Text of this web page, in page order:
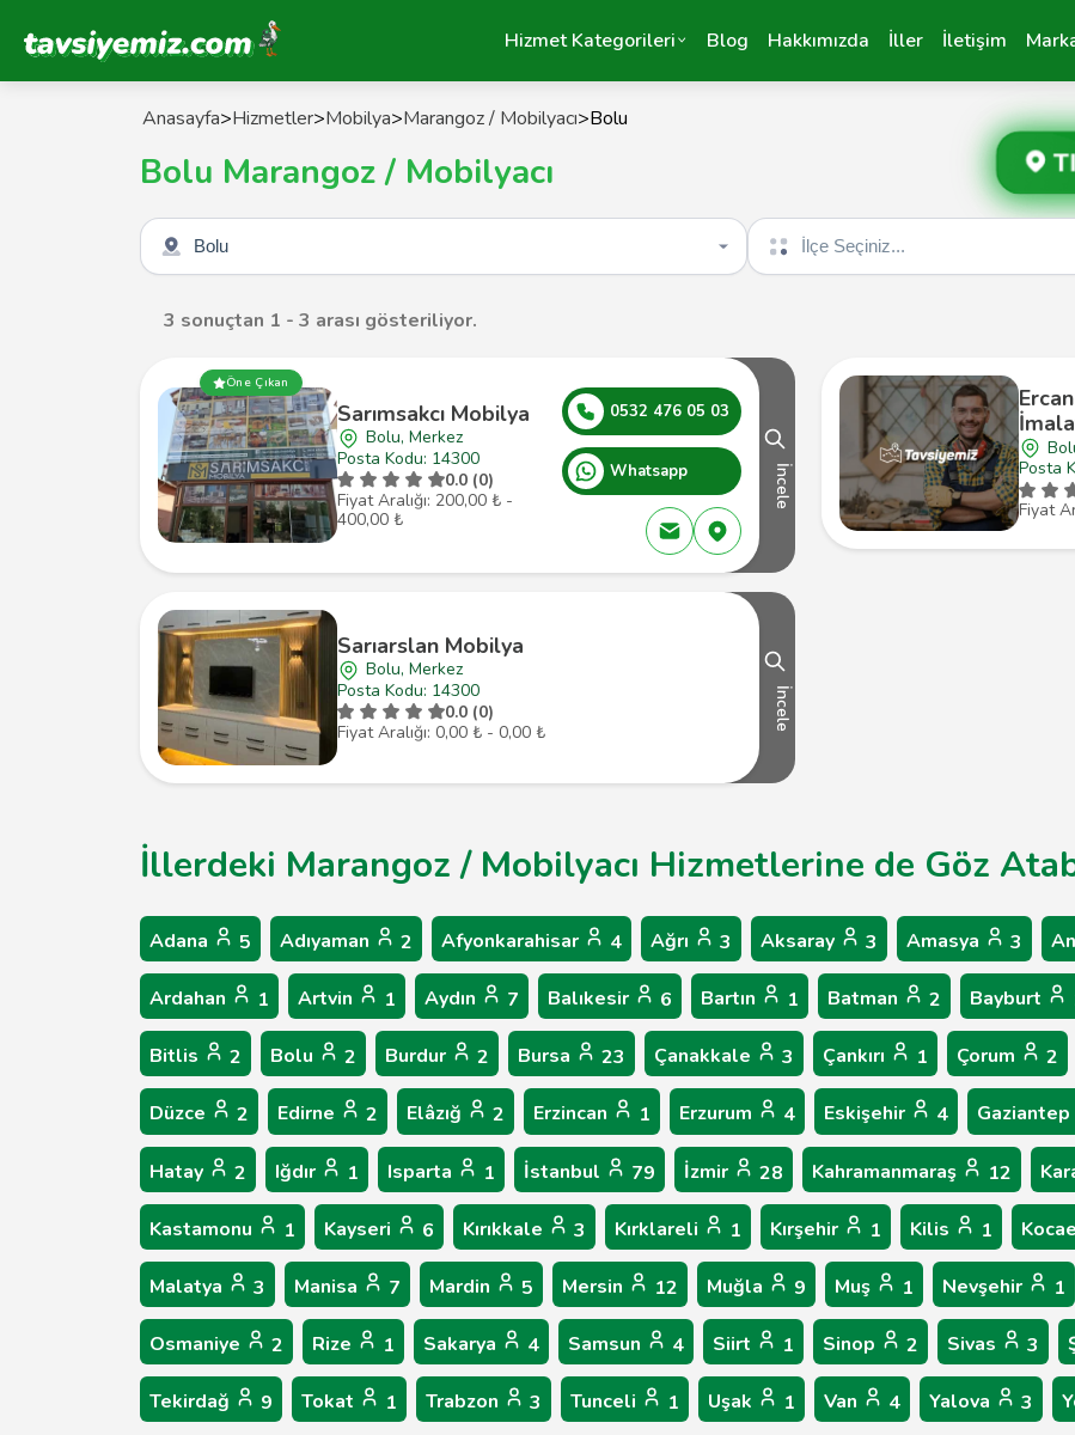
Tavsiyemiz Anasayfa Hizmet Kategorileri Blog Hakkımızda İller İletişim
Anasayfa>Hizmetler>Mobilya>Marangoz / Mobilyacı>Bolu
Bolu Marangoz / Mobilyacı
Şehir seçin İlçe seçin
3 sonuçtan 1 - 3 arası gösteriliyor.
Öne Çıkan
Sarımsakcı Mobilya
Bolu, Merkez
Posta Kodu: 14300
0.0 (0)
Fiyat Aralığı: 200,00 ₺ -
400,00 ₺
0532 476 05 03
Whatsapp İncele
Posta
Fiyat
Sarıarslan Mobilya
Bolu, Merkez
Posta Kodu: 14300
0.0 (0)
Fiyat Aralığı: 0,00 ₺ - 0,00 ₺
İncele
İllerdeki Marangoz / Mobilyacı Hizmetlerine de Göz
Adana 5 Adıyaman 2 Afyonkarahisar 4 Ağrı 3 Aksaray 3 Amasya 3
Ardahan 1 Artvin 1 Aydın 7 Balıkesir 6 Bartın 1 Batman 2 Bayburt
Bitlis 2 Bolu 2 Burdur 2 Bursa 23 Çanakkale 3 Çankırı 1 Çorum 2
Düzce 2 Edirne 2 Elâzığ 2 Erzincan 1 Erzurum 4 Eskişehir 4 Gaziantep
Hatay 2 Iğdır 1 Isparta 1 İstanbul 79 İzmir 28 Kahramanmaraş 12
Kastamonu 1 Kayseri 6 Kırıkkale 3 Kırklareli 1 Kırşehir 1 Kilis 1
Malatya 3 Manisa 7 Mardin 5 Mersin 12 Muğla 9 Muş 1 Nevşehir 1
Osmaniye 2 Rize 1 Sakarya 4 Samsun 4 Siirt 1 Sinop 2 Sivas 3
Tekirdağ 9 Tokat 1 Trabzon 3 Tunceli 1 Uşak 1 Van 4 Yalova 3